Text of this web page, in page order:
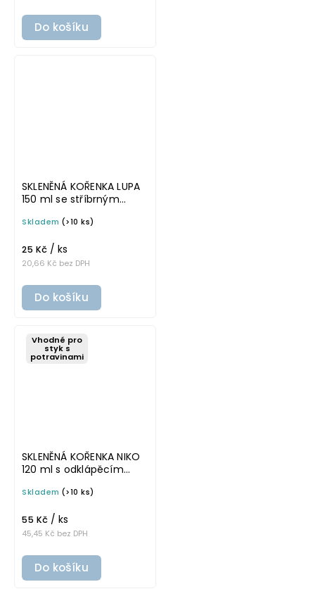
Do košíku
SKLENĚNÁ KOŘENKA LUPA
150 ml se stříbrným
Skladem (>10 ks)
20,66 Kč bez DPH
25 Kč / ks
Do košíku
Vhodné pro
styk s
potravinami
SKLENĚNÁ KOŘENKA NIKO
120 ml s odklápěcím
Skladem (>10 ks)
45,45 Kč bez DPH
55 Kč / ks
Do košíku